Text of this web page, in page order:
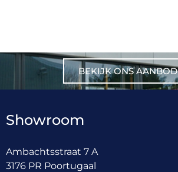
BEKIJK ONS AANBOD
Showroom
Ambachtsstraat 7 A
3176 PR Poortugaal